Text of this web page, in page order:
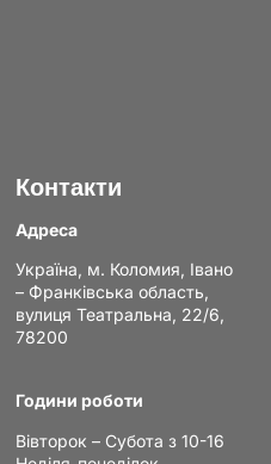
Контакти
Адреса
Україна, м. Коломия, Івано
– Франківська область,
вулиця Театральна, 22/6,
78200
Години роботи
Вівторок – Субота з 10-16